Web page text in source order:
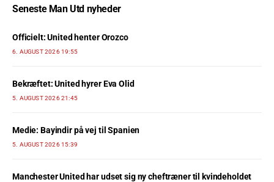
Seneste Man Utd nyheder
Officielt: United henter Orozco
6. AUGUST 2026 19:55
Bekræftet: United hyrer Eva Olid
5. AUGUST 2026 21:45
Medie: Bayindir på vej til Spanien
5. AUGUST 2026 15:39
Manchester United har udset sig ny cheftræner til kvindeholdet